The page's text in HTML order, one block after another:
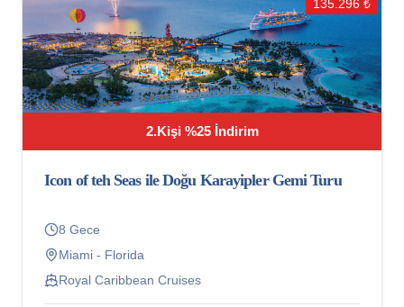
2.Kişi %25 İndirim
135.296 ₺
Icon of teh Seas ile Doğu Karayipler Gemi Turu
8 Gece
Miami - Florida
Royal Caribbean Cruises